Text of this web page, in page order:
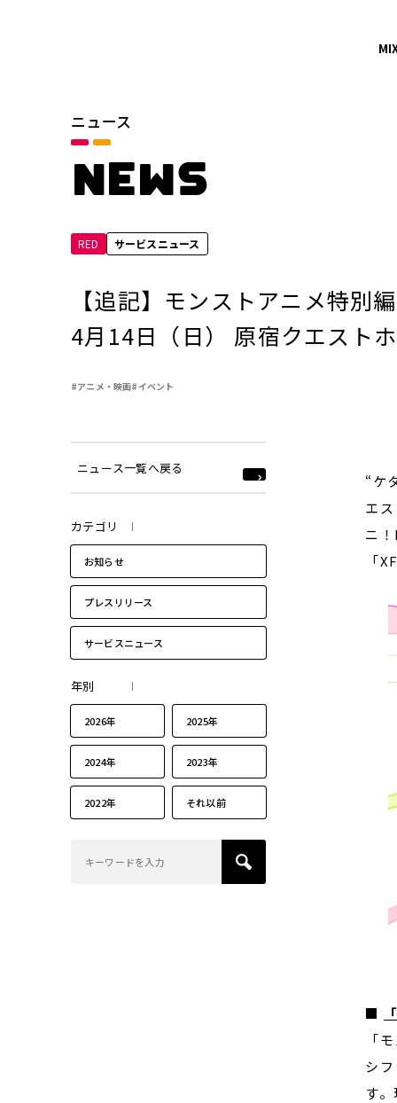
ニュース
NEWS
RED サービスニュース
【追記】モンストアニメ特別
4月14日（日） 原宿クエスト
#アニメ・映画#イベント
ニュース一覧へ戻る
カテゴリ
お知らせ
プレスリリース
サービスニュース
年別
2026年 2025年
2024年 2023年
2022年 それ以前
“ケ
エ
ニ
「
■
「
シ
す
カテゴリ
サービスニュース